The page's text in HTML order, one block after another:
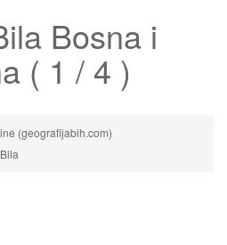
Bosna i
( 1 / 4 )
(geografijabih.com)